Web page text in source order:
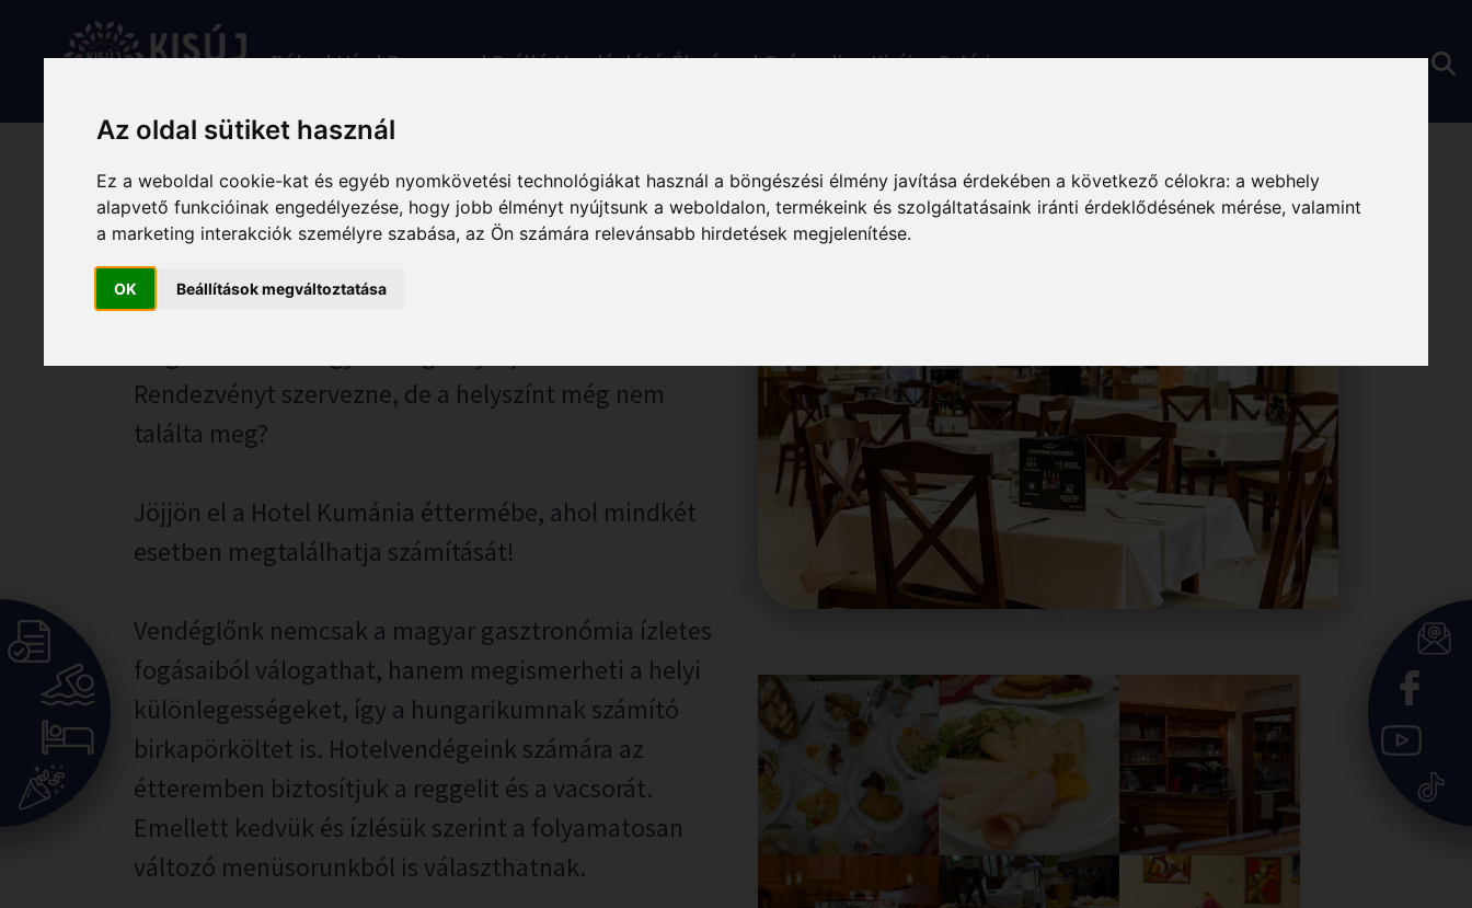
Az oldal sütiket használ
Ez a weboldal cookie-kat és egyéb nyomkövetési technológiákat használ a böngészési élmény javítása érdekében a következő célokra:a webhely
alapvető funkcióinak engedélyezése, hogy jobb élményt nyújtsunk a weboldalon,termékeink és szolgáltatásaink iránti érdeklődésének mérése, valamint
a marketing interakciók személyre szabása,az Ön számára relevánsabb hirdetések megjelenítése.
OK Beállítások megváltoztatása
content
RólunkHírekProgramokSzállásVendéglátásÉlményekGyógyuljon KisújonGaléria
Kumánia Étterem
Rendezvényt szervezne, de a helyszínt még nem
találta meg?
Jöjjön el a Hotel Kumánia éttermébe, ahol mindkét
esetben megtalálhatja számítását!
Vendéglőnk nemcsak a magyar gasztronómia ízletes
fogásaiból válogathat, hanem megismerheti a helyi
különlegességeket, így a hungarikumnak számító
birkapörköltet is. Hotelvendégeink számára az
étteremben biztosítjuk a reggelit és a vacsorát.
Emellett kedvük és ízlésük szerint a folyamatosan
változó menüsorunkból is választhatnak.